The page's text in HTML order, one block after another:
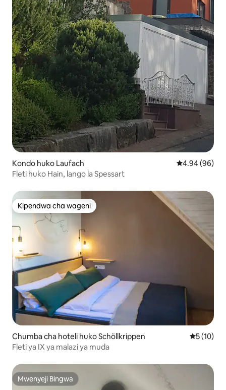
Kondo huko Laufach Ukadiriaji wa
4.94 (96)
Fleti huko Hain, lango la Spessart
Kipendwa cha wageni
Kipendwa cha wageni
Chumba cha hoteli huko Schöllkrippen Ukadiriaji
5 (10)
Fleti ya IX ya malazi ya muda
Mwenyeji Bingwa
Mwenyeji Bingwa